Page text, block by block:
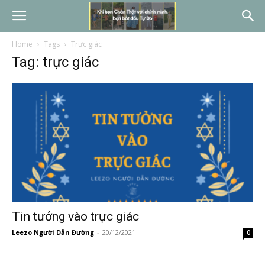
Home Tags Trực giác
Tag: trực giác
Tin tưởng vào trực giác
Leezo Người Dẫn Đường - 20/12/2021 0